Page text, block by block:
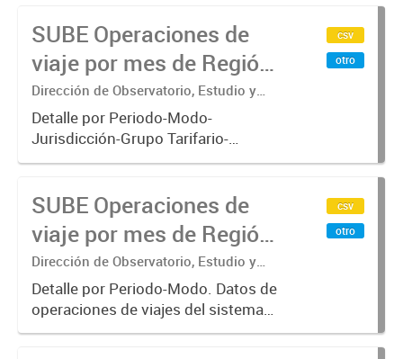
Empresas que operan con
SUBE_x000D_ .-
SUBE Operaciones de
viaje por mes de Región
Metropolitana de
Buenos Aires, agregado
Dirección de Observatorio, Estudio y
Sistemas – Ministerio de Transporte
Detalle por Periodo-Modo-
Jurisdicción-Grupo Tarifario-
Empresa-Línea. Datos de
único de boleto electrónico(SUBE)
para el periodo registrado desde
01/01/2013 hasta...
csv
otro
SUBE Operaciones de
viaje por mes de Región
Metropolitana de
Buenos Aires, agregado
por Periodo-Modo
Dirección de Observatorio, Estudio y
Sistemas – Ministerio de Transporte
Detalle por Periodo-Modo. Datos de
operaciones de viajes del sistema
único de boleto electrónico(SUBE)
csv
otro